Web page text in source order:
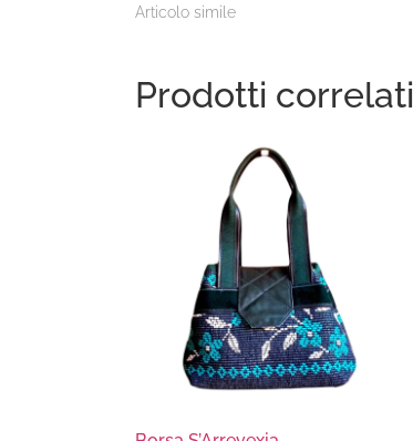
Articolo simile
Prodotti correlati